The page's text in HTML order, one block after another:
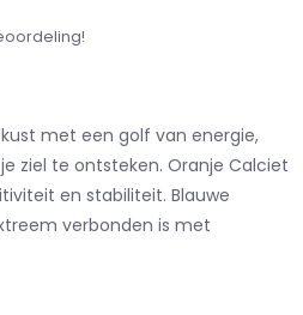
met een golf van energie,
ziel te ontsteken. Oranje Calciet
en stabiliteit. Blauwe
verbonden is met